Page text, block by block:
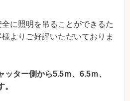
に照明を吊ることができるた
よりご好評いただいておりま
ター側から5.5ｍ、6.5ｍ、